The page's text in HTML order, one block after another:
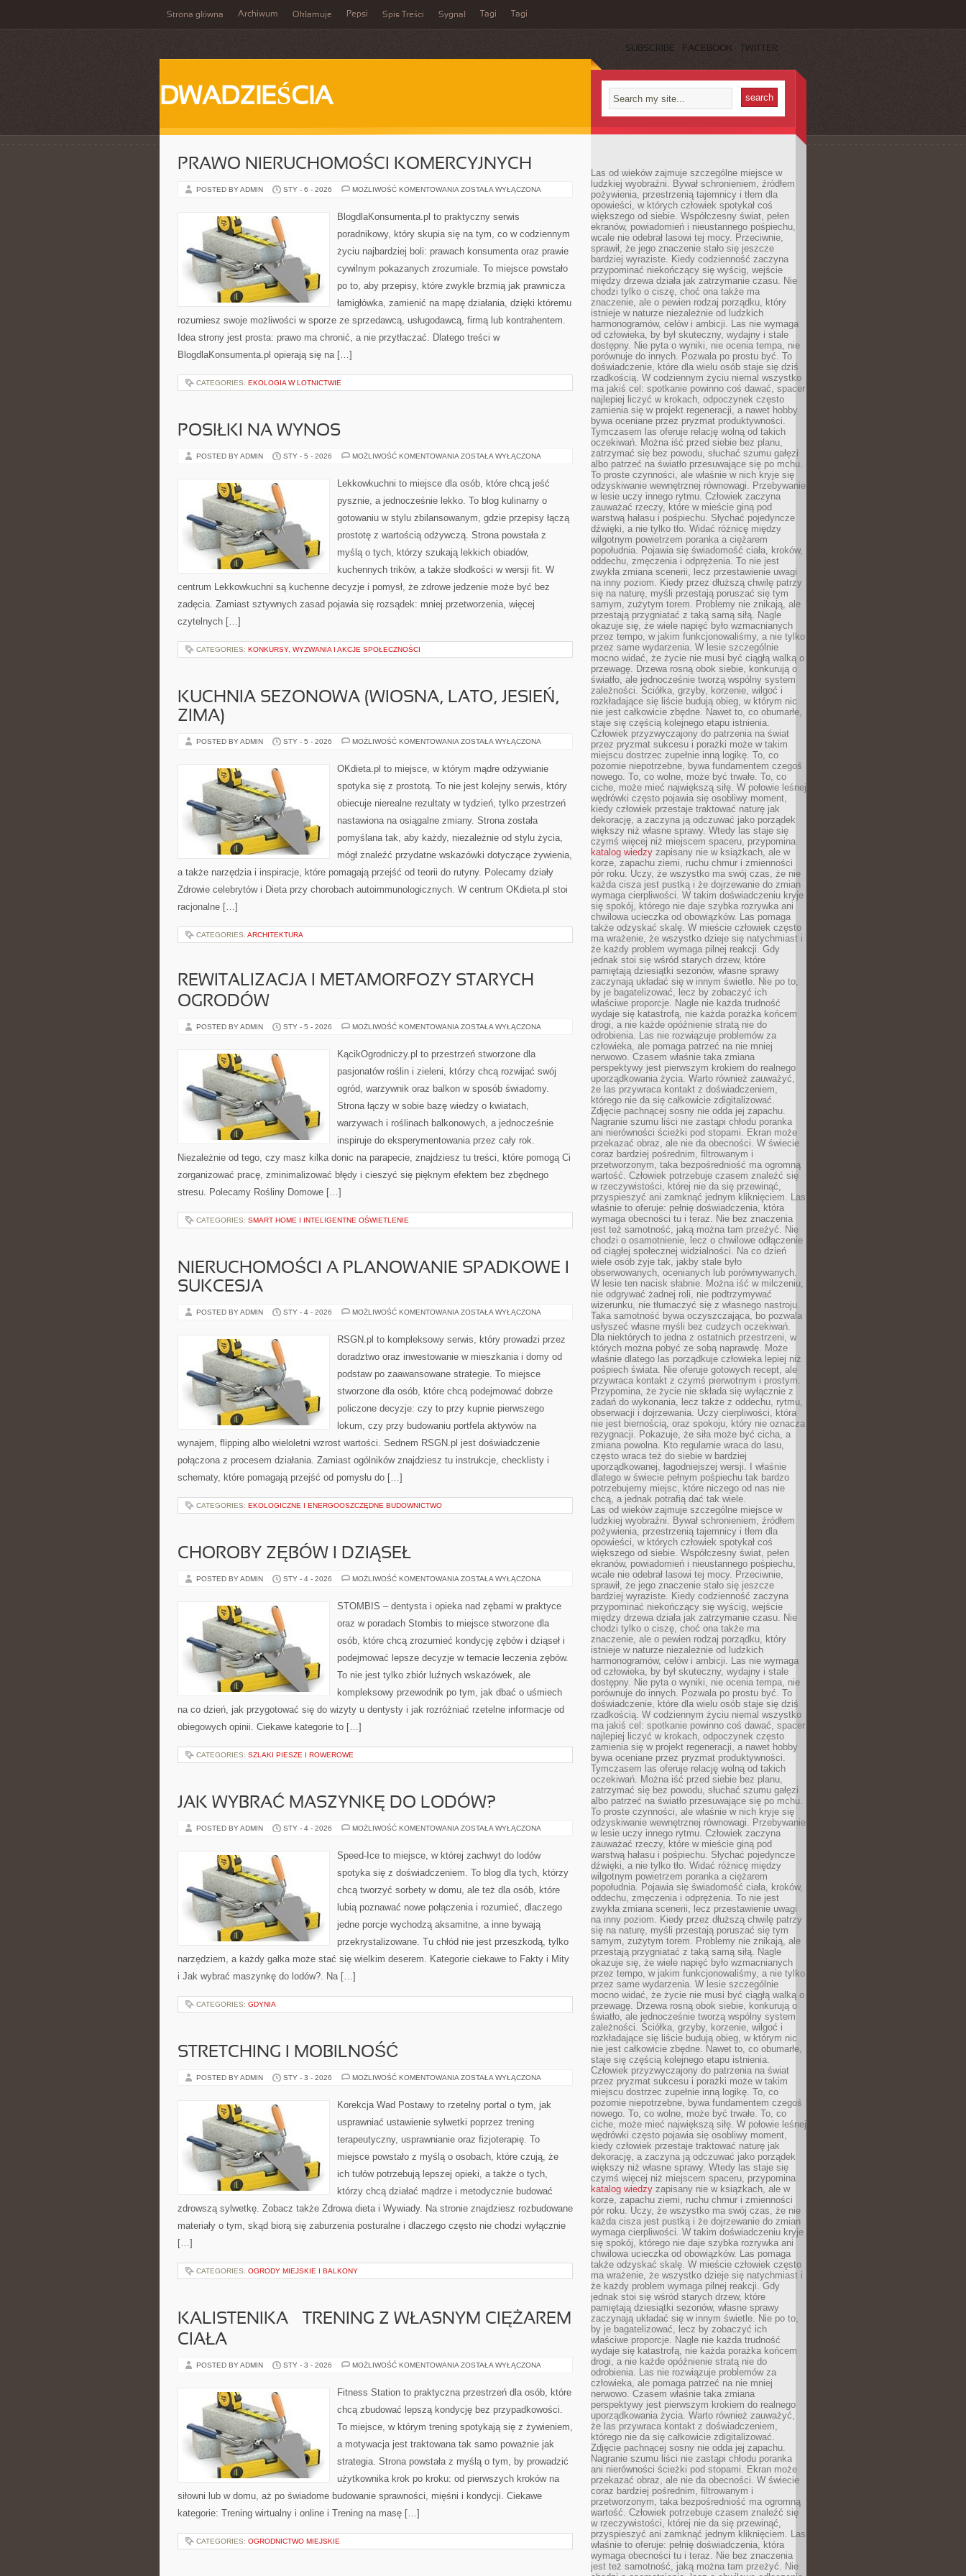
Strona główna Archiwum Okłamuje Pepsi Spis Treści Sygnał Tagi Tagi
SUBSCRIBE FACEBOOK TWITTER
DWADZIEŚCIA
PRAWO NIERUCHOMOŚCI KOMERCYJNYCH
POSTED BY ADMIN STY - 6 - 2026 MOŻLIWOŚĆ KOMENTOWANIA PRAWO
ZOSTAŁA WYŁĄCZONA
BlogdlaKonsumenta.pl to praktyczny serwis
poradnikowy, który skupia się na tym, co w codziennym
życiu najbardziej boli: prawach konsumenta oraz prawie
cywilnym pokazanych zrozumiale. To miejsce powstało
po to, aby przepisy, które zwykle brzmią jak prawnicza
łamigłówka, zamienić na mapę działania, dzięki któremu
rozumiesz swoje możliwości w sporze ze sprzedawcą, usługodawcą, firmą lub kontrahentem.
Idea strony jest prosta: prawo ma chronić, a nie przytłaczać. Dlatego treści w
BlogdlaKonsumenta.pl opierają się na […]
CATEGORIES: EKOLOGIA W LOTNICTWIE
POSIŁKI NA WYNOS
POSTED BY ADMIN STY - 5 - 2026 MOŻLIWOŚĆ KOMENTOWANIA POSIŁKI
ZOSTAŁA WYŁĄCZONA
Lekkowkuchni to miejsce dla osób, które chcą jeść
pysznie, a jednocześnie lekko. To blog kulinarny o
gotowaniu w stylu zbilansowanym, gdzie przepisy łączą
prostotę z wartością odżywczą. Strona powstała z
myślą o tych, którzy szukają lekkich obiadów,
kuchennych trików, a także słodkości w wersji fit. W
centrum Lekkowkuchni są kuchenne decyzje i pomysł, że zdrowe jedzenie może być bez
zadęcia. Zamiast sztywnych zasad pojawia się rozsądek: mniej przetworzenia, więcej
czytelnych […]
CATEGORIES: KONKURSY, WYZWANIA I AKCJE SPOŁECZNOŚCI
KUCHNIA SEZONOWA (WIOSNA, LATO, JESIEŃ,
ZIMA)
POSTED BY ADMIN STY - 5 - 2026 MOŻLIWOŚĆ KOMENTOWANIA KUCHNIA
JESIEŃ,
ZOSTAŁA WYŁĄCZONA
OKdieta.pl to miejsce, w którym mądre odżywianie
spotyka się z prostotą. To nie jest kolejny serwis, który
obiecuje nierealne rezultaty w tydzień, tylko przestrzeń
nastawiona na osiągalne zmiany. Strona została
pomyślana tak, aby każdy, niezależnie od stylu życia,
mógł znaleźć przydatne wskazówki dotyczące żywienia,
a także narzędzia i inspiracje, które pomagają przejść od teorii do rutyny. Polecamy działy
Zdrowie celebrytów i Dieta przy chorobach autoimmunologicznych. W centrum OKdieta.pl stoi
racjonalne […]
CATEGORIES: ARCHITEKTURA
REWITALIZACJA I METAMORFOZY STARYCH
OGRODÓW
POSTED BY ADMIN STY - 5 - 2026 MOŻLIWOŚĆ KOMENTOWANIA REWITALIZACJA
STARYCH
OGRODÓW
ZOSTAŁA WYŁĄCZONA
KącikOgrodniczy.pl to przestrzeń stworzone dla
pasjonatów roślin i zieleni, którzy chcą rozwijać swój
ogród, warzywnik oraz balkon w sposób świadomy.
Strona łączy w sobie bazę wiedzy o kwiatach,
warzywach i roślinach balkonowych, a jednocześnie
inspiruje do eksperymentowania przez cały rok.
Niezależnie od tego, czy masz kilka donic na parapecie, znajdziesz tu treści, które pomogą Ci
zorganizować pracę, zminimalizować błędy i cieszyć się pięknym efektem bez zbędnego
stresu. Polecamy Rośliny Domowe […]
CATEGORIES: SMART HOME I INTELIGENTNE OŚWIETLENIE
NIERUCHOMOŚCI A PLANOWANIE SPADKOWE I
SUKCESJA
POSTED BY ADMIN STY - 4 - 2026 MOŻLIWOŚĆ KOMENTOWANIA NIERUCHOMOŚCI
SPADKOWE
I
ZOSTAŁA WYŁĄCZONA
RSGN.pl to kompleksowy serwis, który prowadzi przez
doradztwo oraz inwestowanie w mieszkania i domy od
podstaw po zaawansowane strategie. To miejsce
stworzone dla osób, które chcą podejmować dobrze
policzone decyzje: czy to przy kupnie pierwszego
lokum, czy przy budowaniu portfela aktywów na
wynajem, flipping albo wieloletni wzrost wartości. Sednem RSGN.pl jest doświadczenie
połączona z procesem działania. Zamiast ogólników znajdziesz tu instrukcje, checklisty i
schematy, które pomagają przejść od pomysłu do […]
CATEGORIES: EKOLOGICZNE I ENERGOOSZCZĘDNE BUDOWNICTWO
CHOROBY ZĘBÓW I DZIĄSEŁ
POSTED BY ADMIN STY - 4 - 2026 MOŻLIWOŚĆ KOMENTOWANIA CHOROBY
DZIĄSEŁ
ZOSTAŁA WYŁĄCZONA
STOMBIS – dentysta i opieka nad zębami w praktyce
oraz w poradach Stombis to miejsce stworzone dla
osób, które chcą zrozumieć kondycję zębów i dziąseł i
podejmować lepsze decyzje w temacie leczenia zębów.
To nie jest tylko zbiór luźnych wskazówek, ale
kompleksowy przewodnik po tym, jak dbać o uśmiech
na co dzień, jak przygotować się do wizyty u dentysty i jak rozróżniać rzetelne informacje od
obiegowych opinii. Ciekawe kategorie to […]
CATEGORIES: SZLAKI PIESZE I ROWEROWE
JAK WYBRAĆ MASZYNKĘ DO LODÓW?
POSTED BY ADMIN STY - 4 - 2026 MOŻLIWOŚĆ KOMENTOWANIA JAK
DO
LODÓW?
ZOSTAŁA WYŁĄCZONA
Speed-Ice to miejsce, w której zachwyt do lodów
spotyka się z doświadczeniem. To blog dla tych, którzy
chcą tworzyć sorbety w domu, ale też dla osób, które
lubią poznawać nowe połączenia i rozumieć, dlaczego
jedne porcje wychodzą aksamitne, a inne bywają
przekrystalizowane. Tu chłód nie jest przeszkodą, tylko
narzędziem, a każdy gałka może stać się wielkim deserem. Kategorie ciekawe to Fakty i Mity
i Jak wybrać maszynkę do lodów?. Na […]
CATEGORIES: GDYNIA
STRETCHING I MOBILNOŚĆ
POSTED BY ADMIN STY - 3 - 2026 MOŻLIWOŚĆ KOMENTOWANIA STRETCHING
ZOSTAŁA WYŁĄCZONA
Korekcja Wad Postawy to rzetelny portal o tym, jak
usprawniać ustawienie sylwetki poprzez trening
terapeutyczny, usprawnianie oraz fizjoterapię. To
miejsce powstało z myślą o osobach, które czują, że
ich tułów potrzebują lepszej opieki, a także o tych,
którzy chcą działać mądrze i metodycznie budować
zdrowszą sylwetkę. Zobacz także Zdrowa dieta i Wywiady. Na stronie znajdziesz rozbudowane
materiały o tym, skąd biorą się zaburzenia posturalne i dlaczego często nie chodzi wyłącznie
[…]
CATEGORIES: OGRODY MIEJSKIE I BALKONY
KALISTENIKA – TRENING Z WŁASNYM CIĘŻAREM
CIAŁA
POSTED BY ADMIN STY - 3 - 2026 MOŻLIWOŚĆ KOMENTOWANIA KALISTENIKA
WŁASNYM
CIAŁA
ZOSTAŁA WYŁĄCZONA
Fitness Station to praktyczna przestrzeń dla osób, które
chcą zbudować lepszą kondycję bez przypadkowości.
To miejsce, w którym trening spotykają się z żywieniem,
a motywacja jest traktowana tak samo poważnie jak
strategia. Strona powstała z myślą o tym, by prowadzić
użytkownika krok po kroku: od pierwszych kroków na
siłowni lub w domu, aż po świadome budowanie sprawności, mięśni i kondycji. Ciekawe
kategorie: Trening wirtualny i online i Trening na masę […]
CATEGORIES: OGRODNICTWO MIEJSKIE
Las od wieków zajmuje szczególne miejsce w
ludzkiej wyobraźni. Bywał schronieniem, źródłem
pożywienia, przestrzenią tajemnicy i tłem dla
opowieści, w których człowiek spotykał coś
większego od siebie. Współczesny świat, pełen
ekranów, powiadomień i nieustannego pośpiechu,
wcale nie odebrał lasowi tej mocy. Przeciwnie,
sprawił, że jego znaczenie stało się jeszcze
bardziej wyraziste. Kiedy codzienność zaczyna
przypominać niekończący się wyścig, wejście
między drzewa działa jak zatrzymanie czasu. Nie
chodzi tylko o ciszę, choć ona także ma
znaczenie, ale o pewien rodzaj porządku, który
istnieje w naturze niezależnie od ludzkich
harmonogramów, celów i ambicji. Las nie wymaga
od człowieka, by był skuteczny, wydajny i stale
dostępny. Nie pyta o wyniki, nie ocenia tempa, nie
porównuje do innych. Pozwala po prostu być. To
doświadczenie, które dla wielu osób staje się dziś
rzadkością. W codziennym życiu niemal wszystko
ma jakiś cel: spotkanie powinno coś dawać, spacer
najlepiej liczyć w krokach, odpoczynek często
zamienia się w projekt regeneracji, a nawet hobby
bywa oceniane przez pryzmat produktywności.
Tymczasem las oferuje relację wolną od takich
oczekiwań. Można iść przed siebie bez planu,
zatrzymać się bez powodu, słuchać szumu gałęzi
albo patrzeć na światło przesuwające się po mchu.
To proste czynności, ale właśnie w nich kryje się
odzyskiwanie wewnętrznej równowagi. Przebywanie
w lesie uczy innego rytmu. Człowiek zaczyna
zauważać rzeczy, które w mieście giną pod
warstwą hałasu i pośpiechu. Słychać pojedyncze
dźwięki, a nie tylko tło. Widać różnicę między
wilgotnym powietrzem poranka a ciężarem
popołudnia. Pojawia się świadomość ciała, kroków,
oddechu, zmęczenia i odprężenia. To nie jest
zwykła zmiana scenerii, lecz przestawienie uwagi
na inny poziom. Kiedy przez dłuższą chwilę patrzy
się na naturę, myśli przestają poruszać się tym
samym, zużytym torem. Problemy nie znikają, ale
przestają przygniatać z taką samą siłą. Nagle
okazuje się, że wiele napięć było wzmacnianych
przez tempo, w jakim funkcjonowaliśmy, a nie tylko
przez same wydarzenia. W lesie szczególnie
mocno widać, że życie nie musi być ciągłą walką o
przewagę. Drzewa rosną obok siebie, konkurują o
światło, ale jednocześnie tworzą wspólny system
zależności. Ściółka, grzyby, korzenie, wilgoć i
rozkładające się liście budują obieg, w którym nic
nie jest całkowicie zbędne. Nawet to, co obumarłe,
staje się częścią kolejnego etapu istnienia.
Człowiek przyzwyczajony do patrzenia na świat
przez pryzmat sukcesu i porażki może w takim
miejscu dostrzec zupełnie inną logikę. To, co
pozornie niepotrzebne, bywa fundamentem czegoś
nowego. To, co wolne, może być trwałe. To, co
ciche, może mieć największą siłę. W połowie leśnej
wędrówki często pojawia się osobliwy moment,
kiedy człowiek przestaje traktować naturę jak
dekorację, a zaczyna ją odczuwać jako porządek
większy niż własne sprawy. Wtedy las staje się
czymś więcej niż miejscem spaceru, przypomina
katalog wiedzy zapisany nie w książkach, ale w
korze, zapachu ziemi, ruchu chmur i zmienności
pór roku. Uczy, że wszystko ma swój czas, że nie
każda cisza jest pustką i że dojrzewanie do zmian
wymaga cierpliwości. W takim doświadczeniu kryje
się spokój, którego nie daje szybka rozrywka ani
chwilowa ucieczka od obowiązków. Las pomaga
także odzyskać skalę. W mieście człowiek często
ma wrażenie, że wszystko dzieje się natychmiast i
że każdy problem wymaga pilnej reakcji. Gdy
jednak stoi się wśród starych drzew, które
pamiętają dziesiątki sezonów, własne sprawy
zaczynają układać się w innym świetle. Nie po to,
by je bagatelizować, lecz by zobaczyć ich
właściwe proporcje. Nagle nie każda trudność
wydaje się katastrofą, nie każda porażka końcem
drogi, a nie każde opóźnienie stratą nie do
odrobienia. Las nie rozwiązuje problemów za
człowieka, ale pomaga patrzeć na nie mniej
nerwowo. Czasem właśnie taka zmiana
perspektywy jest pierwszym krokiem do realnego
uporządkowania życia. Warto również zauważyć,
że las przywraca kontakt z doświadczeniem,
którego nie da się całkowicie zdigitalizować.
Zdjęcie pachnącej sosny nie odda jej zapachu.
Nagranie szumu liści nie zastąpi chłodu poranka
ani nierówności ścieżki pod stopami. Ekran może
przekazać obraz, ale nie da obecności. W świecie
coraz bardziej pośrednim, filtrowanym i
przetworzonym, taka bezpośredniość ma ogromną
wartość. Człowiek potrzebuje czasem znaleźć się
w rzeczywistości, której nie da się przewinąć,
przyspieszyć ani zamknąć jednym kliknięciem. Las
właśnie to oferuje: pełnię doświadczenia, która
wymaga obecności tu i teraz. Nie bez znaczenia
jest też samotność, jaką można tam przeżyć. Nie
chodzi o osamotnienie, lecz o chwilowe odłączenie
od ciągłej społecznej widzialności. Na co dzień
wiele osób żyje tak, jakby stale było
obserwowanych, ocenianych lub porównywanych.
W lesie ten nacisk słabnie. Można iść w milczeniu,
nie odgrywać żadnej roli, nie podtrzymywać
wizerunku, nie tłumaczyć się z własnego nastroju.
Taka samotność bywa oczyszczająca, bo pozwala
usłyszeć własne myśli bez cudzych oczekiwań.
Dla niektórych to jedna z ostatnich przestrzeni, w
których można pobyć ze sobą naprawdę. Może
właśnie dlatego las porządkuje człowieka lepiej niż
pośpiech świata. Nie oferuje gotowych recept, ale
przywraca kontakt z czymś pierwotnym i prostym.
Przypomina, że życie nie składa się wyłącznie z
zadań do wykonania, lecz także z oddechu, rytmu,
obserwacji i dojrzewania. Uczy cierpliwości, która
nie jest biernością, oraz spokoju, który nie oznacza
rezygnacji. Pokazuje, że siła może być cicha, a
zmiana powolna. Kto regularnie wraca do lasu,
często wraca też do siebie w bardziej
uporządkowanej, łagodniejszej wersji. I właśnie
dlatego w świecie pełnym pośpiechu tak bardzo
potrzebujemy miejsc, które niczego od nas nie
chcą, a jednak potrafią dać tak wiele.
Las od wieków zajmuje szczególne miejsce w
ludzkiej wyobraźni. Bywał schronieniem, źródłem
pożywienia, przestrzenią tajemnicy i tłem dla
opowieści, w których człowiek spotykał coś
większego od siebie. Współczesny świat, pełen
ekranów, powiadomień i nieustannego pośpiechu,
wcale nie odebrał lasowi tej mocy. Przeciwnie,
sprawił, że jego znaczenie stało się jeszcze
bardziej wyraziste. Kiedy codzienność zaczyna
przypominać niekończący się wyścig, wejście
między drzewa działa jak zatrzymanie czasu. Nie
chodzi tylko o ciszę, choć ona także ma
znaczenie, ale o pewien rodzaj porządku, który
istnieje w naturze niezależnie od ludzkich
harmonogramów, celów i ambicji. Las nie wymaga
od człowieka, by był skuteczny, wydajny i stale
dostępny. Nie pyta o wyniki, nie ocenia tempa, nie
porównuje do innych. Pozwala po prostu być. To
doświadczenie, które dla wielu osób staje się dziś
rzadkością. W codziennym życiu niemal wszystko
ma jakiś cel: spotkanie powinno coś dawać, spacer
najlepiej liczyć w krokach, odpoczynek często
zamienia się w projekt regeneracji, a nawet hobby
bywa oceniane przez pryzmat produktywności.
Tymczasem las oferuje relację wolną od takich
oczekiwań. Można iść przed siebie bez planu,
zatrzymać się bez powodu, słuchać szumu gałęzi
albo patrzeć na światło przesuwające się po mchu.
To proste czynności, ale właśnie w nich kryje się
odzyskiwanie wewnętrznej równowagi. Przebywanie
w lesie uczy innego rytmu. Człowiek zaczyna
zauważać rzeczy, które w mieście giną pod
warstwą hałasu i pośpiechu. Słychać pojedyncze
dźwięki, a nie tylko tło. Widać różnicę między
wilgotnym powietrzem poranka a ciężarem
popołudnia. Pojawia się świadomość ciała, kroków,
oddechu, zmęczenia i odprężenia. To nie jest
zwykła zmiana scenerii, lecz przestawienie uwagi
na inny poziom. Kiedy przez dłuższą chwilę patrzy
się na naturę, myśli przestają poruszać się tym
samym, zużytym torem. Problemy nie znikają, ale
przestają przygniatać z taką samą siłą. Nagle
okazuje się, że wiele napięć było wzmacnianych
przez tempo, w jakim funkcjonowaliśmy, a nie tylko
przez same wydarzenia. W lesie szczególnie
mocno widać, że życie nie musi być ciągłą walką o
przewagę. Drzewa rosną obok siebie, konkurują o
światło, ale jednocześnie tworzą wspólny system
zależności. Ściółka, grzyby, korzenie, wilgoć i
rozkładające się liście budują obieg, w którym nic
nie jest całkowicie zbędne. Nawet to, co obumarłe,
staje się częścią kolejnego etapu istnienia.
Człowiek przyzwyczajony do patrzenia na świat
przez pryzmat sukcesu i porażki może w takim
miejscu dostrzec zupełnie inną logikę. To, co
pozornie niepotrzebne, bywa fundamentem czegoś
nowego. To, co wolne, może być trwałe. To, co
ciche, może mieć największą siłę. W połowie leśnej
wędrówki często pojawia się osobliwy moment,
kiedy człowiek przestaje traktować naturę jak
dekorację, a zaczyna ją odczuwać jako porządek
większy niż własne sprawy. Wtedy las staje się
czymś więcej niż miejscem spaceru, przypomina
katalog wiedzy zapisany nie w książkach, ale w
korze, zapachu ziemi, ruchu chmur i zmienności
pór roku. Uczy, że wszystko ma swój czas, że nie
każda cisza jest pustką i że dojrzewanie do zmian
wymaga cierpliwości. W takim doświadczeniu kryje
się spokój, którego nie daje szybka rozrywka ani
chwilowa ucieczka od obowiązków. Las pomaga
także odzyskać skalę. W mieście człowiek często
ma wrażenie, że wszystko dzieje się natychmiast i
że każdy problem wymaga pilnej reakcji. Gdy
jednak stoi się wśród starych drzew, które
pamiętają dziesiątki sezonów, własne sprawy
zaczynają układać się w innym świetle. Nie po to,
by je bagatelizować, lecz by zobaczyć ich
właściwe proporcje. Nagle nie każda trudność
wydaje się katastrofą, nie każda porażka końcem
drogi, a nie każde opóźnienie stratą nie do
odrobienia. Las nie rozwiązuje problemów za
człowieka, ale pomaga patrzeć na nie mniej
nerwowo. Czasem właśnie taka zmiana
perspektywy jest pierwszym krokiem do realnego
uporządkowania życia. Warto również zauważyć,
że las przywraca kontakt z doświadczeniem,
którego nie da się całkowicie zdigitalizować.
Zdjęcie pachnącej sosny nie odda jej zapachu.
Nagranie szumu liści nie zastąpi chłodu poranka
ani nierówności ścieżki pod stopami. Ekran może
przekazać obraz, ale nie da obecności. W świecie
coraz bardziej pośrednim, filtrowanym i
przetworzonym, taka bezpośredniość ma ogromną
wartość. Człowiek potrzebuje czasem znaleźć się
w rzeczywistości, której nie da się przewinąć,
przyspieszyć ani zamknąć jednym kliknięciem. Las
właśnie to oferuje: pełnię doświadczenia, która
wymaga obecności tu i teraz. Nie bez znaczenia
jest też samotność, jaką można tam przeżyć. Nie